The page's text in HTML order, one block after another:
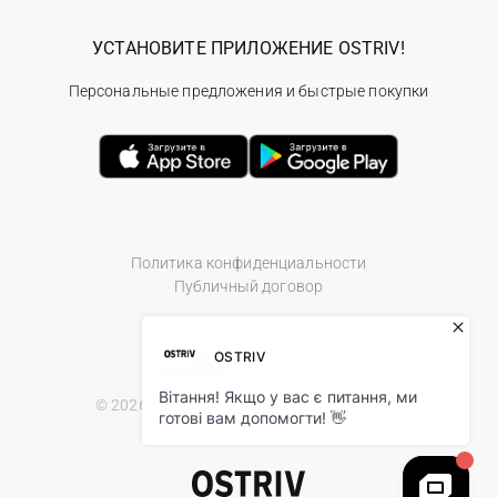
Политика конфиденциальности
Публичный договор
© 2026 Ostriv.ua Store. All Rights Reserved.
УСТАНОВИТЕ ПРИЛОЖЕНИЕ OSTRIV!
Персональные предложения и быстрые покупки